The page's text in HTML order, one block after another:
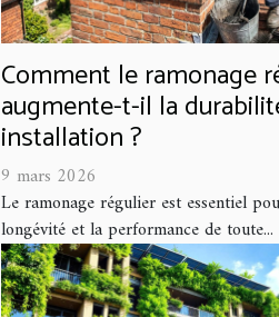
Comment le ramonage
augmente-t-il la
installation ?
9 mars 2026
Le ramonage régulier est essentiel
longévité et la performance de toute...